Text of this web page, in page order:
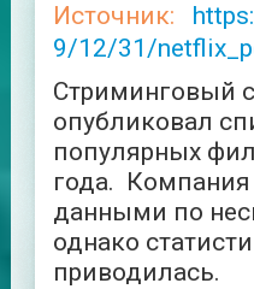
Источник:
9/12/31/
Стриминговый
опубликовал
популярных
года.
данными по
однако
приводилась.